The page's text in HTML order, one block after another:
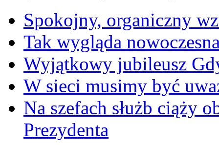
Spokojny, organiczny
Tak wygląda
Wyjątkowy jubileusz
W sieci musimy być
Na szefach służb ciąży
Prezydenta